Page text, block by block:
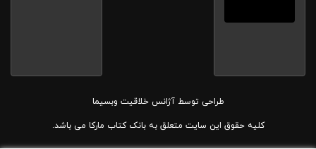
طراحی توسطآژانس خلاقیت وبسیما
کلیه حقوق این سایت متعلق به بانک کتاب مارکا می باشد.